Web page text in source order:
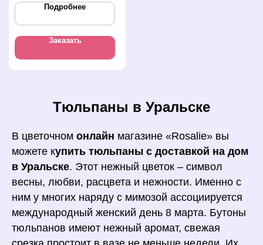
Подробнее
Заказать
Тюльпаны в Уральске
В цветочном онлайн магазине «Rosalie» вы
можете купить тюльпаны с доставкой на дом
в Уральске. Этот нежный цветок – символ
весны, любви, расцвета и нежности. Именно с
ним у многих наряду с мимозой ассоциируется
международный женский день 8 марта. Бутоны
тюльпанов имеют нежный аромат, свежая